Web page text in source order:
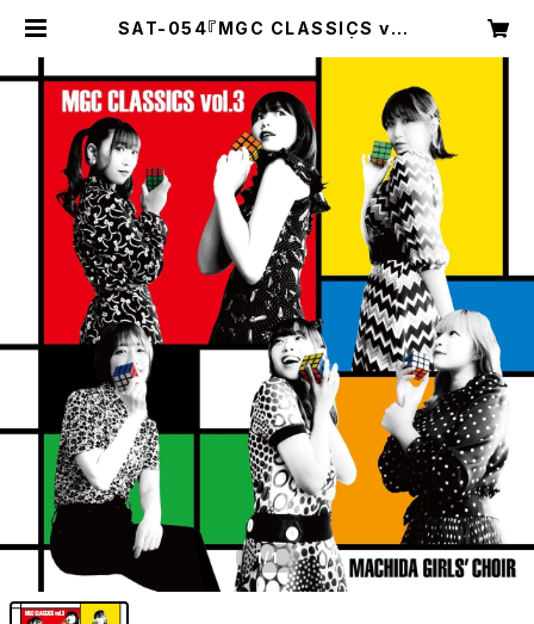
SAT-054『MGC CLASSICS vol.
1/1